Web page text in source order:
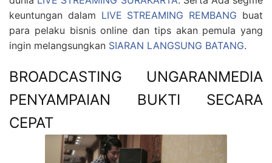
keuntungan dalam LIVE STREAMING REMBANG buat
para pelaku bisnis online dan tips akan pemula yang
ingin melangsungkan SIARAN LANGSUNG BATANG.
BROADCASTING UNGARANMEDIA
PENYAMPAIAN BUKTI SECARA
CEPAT